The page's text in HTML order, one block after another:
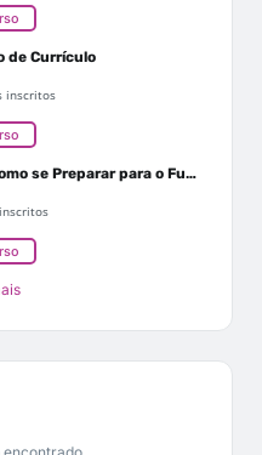
de Currículo
inscritos
Nova Era - Como se Preparar para o Futuro